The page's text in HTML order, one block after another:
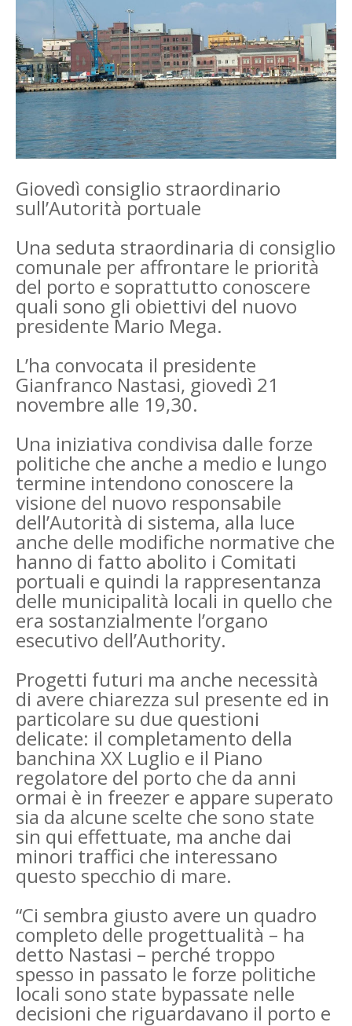
Giovedì consiglio straordinario
sull’Autorità portuale
Una seduta straordinaria di consiglio
comunale per affrontare le priorità
del porto e soprattutto conoscere
quali sono gli obiettivi del nuovo
presidente Mario Mega.
L’ha convocata il presidente
Gianfranco Nastasi, giovedì 21
novembre alle 19,30.
Una iniziativa condivisa dalle forze
politiche che anche a medio e lungo
termine intendono conoscere la
visione del nuovo responsabile
dell’Autorità di sistema, alla luce
anche delle modifiche normative che
hanno di fatto abolito i Comitati
portuali e quindi la rappresentanza
delle municipalità locali in quello che
era sostanzialmente l’organo
esecutivo dell’Authority.
Progetti futuri ma anche necessità
di avere chiarezza sul presente ed in
particolare su due questioni
delicate: il completamento della
banchina XX Luglio e il Piano
regolatore del porto che da anni
ormai è in freezer e appare superato
sia da alcune scelte che sono state
sin qui effettuate, ma anche dai
minori traffici che interessano
questo specchio di mare.
“Ci sembra giusto avere un quadro
completo delle progettualità – ha
detto Nastasi – perché troppo
spesso in passato le forze politiche
locali sono state bypassate nelle
decisioni che riguardavano il porto e